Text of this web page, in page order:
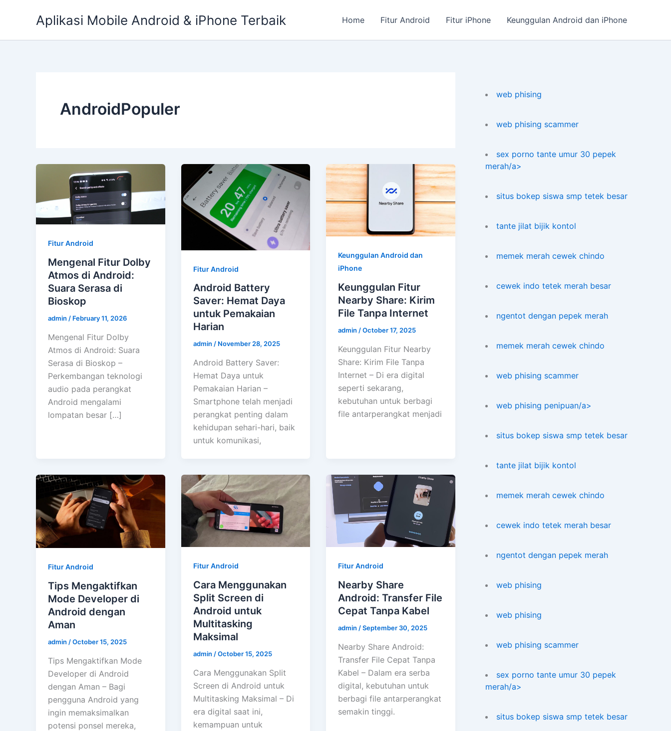
Aplikasi Mobile Android & iPhone Terbaik Home Fitur Android Fitur iPhone Keunggulan Android dan iPhone
AndroidPopuler
Fitur Android
Mengenal Fitur Dolby
Atmos di Android:
Suara Serasa di
Bioskop
admin / February 11, 2026
Mengenal Fitur Dolby
Atmos di Android: Suara
Serasa di Bioskop –
Perkembangan teknologi
audio pada perangkat
Android mengalami
lompatan besar […]
Fitur Android
Android Battery
Saver: Hemat Daya
untuk Pemakaian
Harian
admin / November 28, 2025
Android Battery Saver:
Hemat Daya untuk
Pemakaian Harian –
Smartphone telah menjadi
perangkat penting dalam
kehidupan sehari-hari, baik
untuk komunikasi,
Keunggulan Android dan
iPhone
Keunggulan Fitur
Nearby Share: Kirim
File Tanpa Internet
admin/October 17, 2025
Keunggulan Fitur Nearby
Share: Kirim File Tanpa
Internet – Di era digital
seperti sekarang,
kebutuhan untuk berbagi
file antarperangkat menjadi
Fitur Android
Tips Mengaktifkan
Mode Developer di
Android dengan
Aman
admin /October 15, 2025
Tips Mengaktifkan Mode
Developer di Android
dengan Aman – Bagi
pengguna Android yang
ingin memaksimalkan
potensi ponsel mereka,
Fitur Android
Cara Menggunakan
Split Screen di
Android untuk
Multitasking
Maksimal
admin /October 15, 2025
Cara Menggunakan Split
Screen di Android untuk
Multitasking Maksimal – Di
era digital saat ini,
kemampuan untuk
Fitur Android
Nearby Share
Android: Transfer File
Cepat Tanpa Kabel
admin /September 30, 2025
Nearby Share Android:
Transfer File Cepat Tanpa
Kabel – Dalam era serba
digital, kebutuhan untuk
berbagi file antarperangkat
semakin tinggi.
web phising
web phising scammer
sex porno tante umur 30 pepek
merah/a>
situs bokep siswa smp tetek besar
tante jilat bijik kontol
memek merah cewek chindo
cewek indo tetek merah besar
ngentot dengan pepek merah
memek merah cewek chindo
web phising scammer
web phising penipuan/a>
situs bokep siswa smp tetek besar
tante jilat bijik kontol
memek merah cewek chindo
cewek indo tetek merah besar
ngentot dengan pepek merah
web phising
web phising
web phising scammer
sex porno tante umur 30 pepek
merah/a>
situs bokep siswa smp tetek besar